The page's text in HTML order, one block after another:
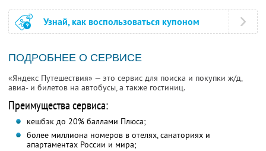
Узнай, как воспользоваться купоном
ПОДРОБНЕЕ О СЕРВИСЕ
«Яндекс Путешествия» — это сервис для поиска и покупки ж/д,
авиа- и билетов на автобусы, а также гостиниц.
Преимущества сервиса:
кешбэк до 20% баллами Плюса;
более миллиона номеров в отелях, санаториях и
апартаментах России и мира;